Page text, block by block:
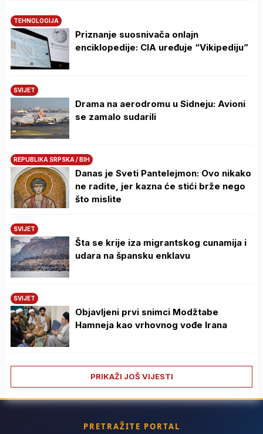
TEHNOLOGIJA
Priznanje suosnivača onlajn
enciklopedije: CIA uređuje “Vikipediju”
SVIJET
Drama na aerodromu u Sidneju: Avioni
se zamalo sudarili
REPUBLIKA SRPSKA / BIH
Danas je Sveti Pantelejmon: Ovo nikako
ne radite, jer kazna će stići brže nego
što mislite
SVIJET
Šta se krije iza migrantskog cunamija i
udara na špansku enklavu
SVIJET
Objavljeni prvi snimci Modžtabe
Hamneja kao vrhovnog vođe Irana
PRIKAŽI JOŠ VIJESTI
PRETRAŽITE PORTAL